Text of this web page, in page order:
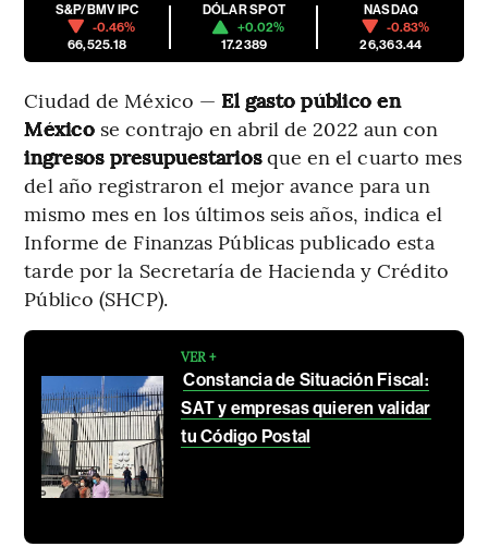
S&P/BMV IPC
-0.46%
66,525.18
DÓLAR SPOT
+0.02%
17.2389
NASDAQ
-0.83%
26,363.44
Ciudad de México — El gasto público en
Méxicose contrajo en abril de 2022 aun con
ingresos presupuestariosque en el cuarto mes
del año registraron el mejor avance para un
mismo mes en los últimos seis años, indica el
Informe de Finanzas Públicas publicado esta
tarde por la Secretaría de Hacienda y Crédito
Público (SHCP).
VER +
Constancia de Situación Fiscal:
SAT y empresas quieren validar
tu Código Postal